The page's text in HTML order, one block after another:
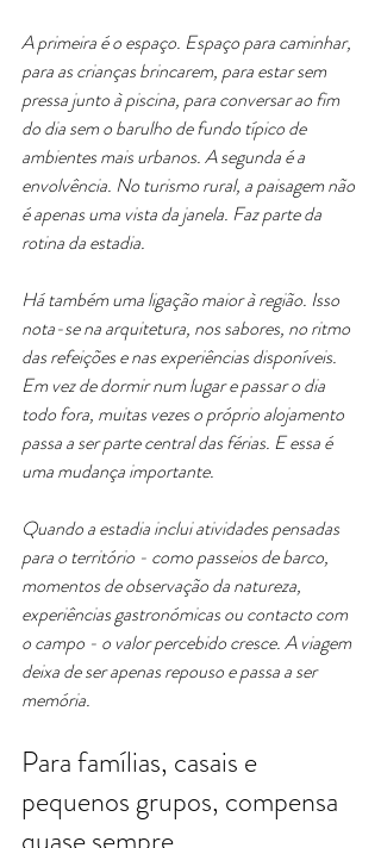
A primeira é o espaço. Espaço para caminhar,
para as crianças brincarem, para estar sem
pressa junto à piscina, para conversar ao fim
do dia sem o barulho de fundo típico de
ambientes mais urbanos. A segunda é a
envolvência. No turismo rural, a paisagem não
é apenas uma vista da janela. Faz parte da
rotina da estadia.
Há também uma ligação maior à região. Isso
nota-se na arquitetura, nos sabores, no ritmo
das refeições e nas experiências disponíveis.
Em vez de dormir num lugar e passar o dia
todo fora, muitas vezes o próprio alojamento
passa a ser parte central das férias. E essa é
uma mudança importante.
Quando a estadia inclui atividades pensadas
para o território - como passeios de barco,
momentos de observação da natureza,
experiências gastronómicas ou contacto com
o campo - o valor percebido cresce. A viagem
deixa de ser apenas repouso e passa a ser
memória.
Para famílias, casais e
pequenos grupos, compensa